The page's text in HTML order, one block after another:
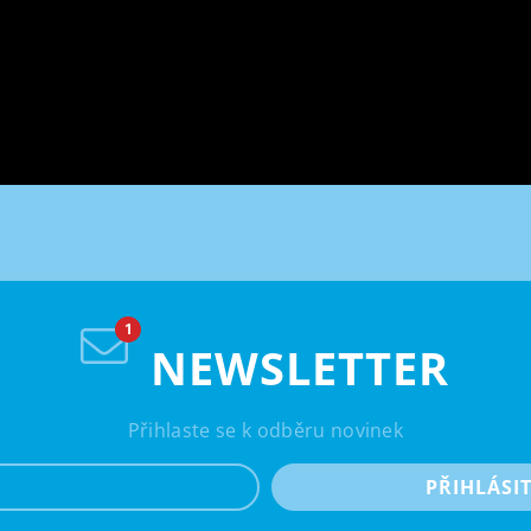
NEWSLETTER
Přihlaste se k odběru novinek
PŘIHLÁSIT